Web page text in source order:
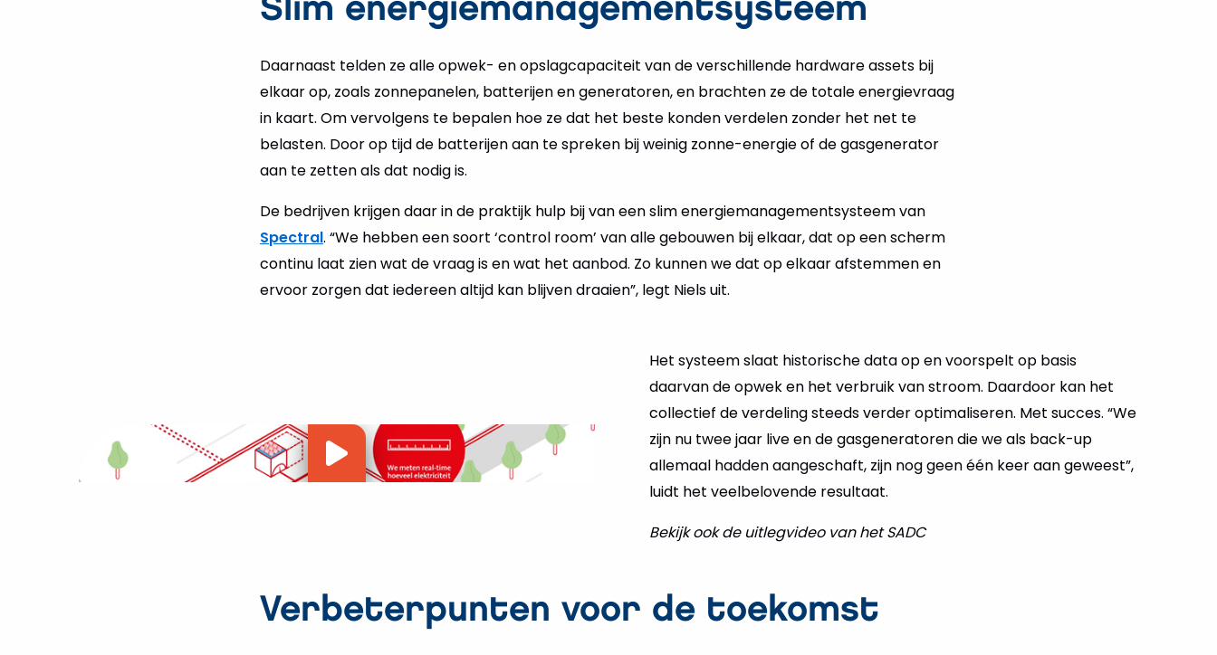
Slim energiemanagementsysteem
Daarnaast telden ze alle opwek- en opslagcapaciteit van de verschillende hardware assets bij
elkaar op, zoals zonnepanelen, batterijen en generatoren, en brachten ze de totale energievraag
in kaart. Om vervolgens te bepalen hoe ze dat het beste konden verdelen zonder het net te
belasten. Door op tijd de batterijen aan te spreken bij weinig zonne-energie of de gasgenerator
aan te zetten als dat nodig is.
De bedrijven krijgen daar in de praktijk hulp bij van een slim energiemanagementsysteem van
Spectral. “We hebben een soort ‘control room’ van alle gebouwen bij elkaar, dat op een scherm
continu laat zien wat de vraag is en wat het aanbod. Zo kunnen we dat op elkaar afstemmen en
ervoor zorgen dat iedereen altijd kan blijven draaien”, legt Niels uit.
Het systeem slaat historische data op en voorspelt op basis
daarvan de opwek en het verbruik van stroom. Daardoor kan het
collectief de verdeling steeds verder optimaliseren. Met succes. “We
zijn nu twee jaar live en de gasgeneratoren die we als back-up
allemaal hadden aangeschaft, zijn nog geen één keer aan geweest”,
luidt het veelbelovende resultaat.
Bekijk ook de uitlegvideo van het SADC
Video
Verbeterpunten voor de toekomst